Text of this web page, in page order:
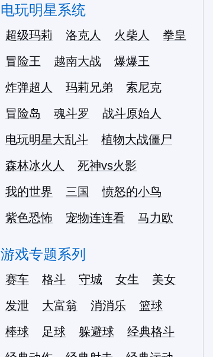
电玩明星系统
超级玛莉 洛克人 火柴人
拳皇
冒险王
越南大战
爆爆王
炸弹超人
玛莉兄弟
索尼克
冒险岛
魂斗罗
战斗原始人
电玩明星大乱斗
植物大战僵尸
森林冰火人
死神vs火影
我的世界
三国
愤怒的小鸟
紫色恐怖
宠物连连看 马力欧
游戏专题系列
赛车 格斗 守城 女生
美女
发泄
大富翁 消消乐
篮球
棒球
足球 躲避球
经典格斗